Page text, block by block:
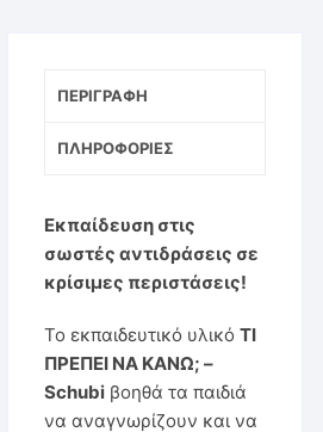
ΠΕΡΙΓΡΑΦΉ
ΠΛΗΡΟΦΟΡΊΕΣ
Εκπαίδευση στις
σωστές αντιδράσεις σε
κρίσιμες περιστάσεις!
Το εκπαιδευτικό υλικό ΤΙ
ΠΡΕΠΕΙ ΝΑ ΚΑΝΩ; –
Schubiβοηθά τα παιδιά
να αναγνωρίζουν και να